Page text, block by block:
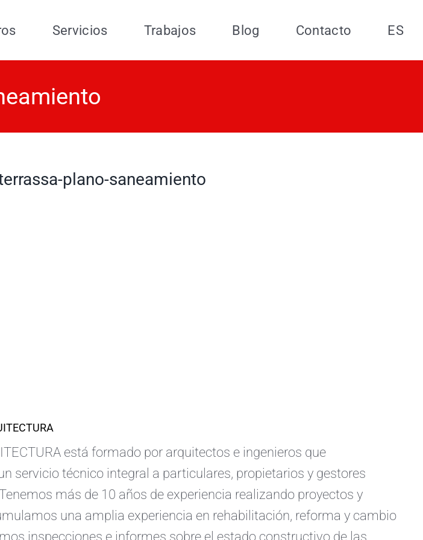
Servicios Trabajos Blog Contacto ES
plano-saneamiento
está formado por arquitectos e ingenieros que
servicio técnico integral a particulares, propietarios y gestores
más de 10 años de experiencia realizando proyectos y
una amplia experiencia en rehabilitación, reforma y cambio
inspecciones e informes sobre el estado constructivo de las